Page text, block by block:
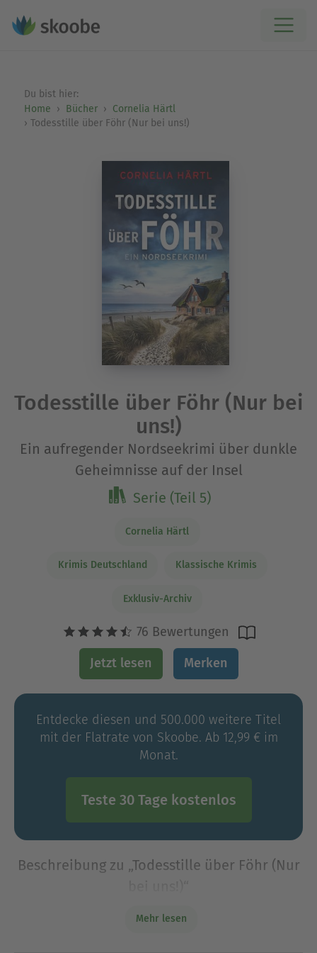
Du bist hier:
Home
Bücher
Cornelia Härtl
Todesstille über Föhr (Nur bei uns!)
Todesstille über Föhr (Nur bei
uns!)
Ein aufregender Nordseekrimi über dunkle
Geheimnisse auf der Insel
Serie (Teil 5)
Cornelia Härtl
Krimis Deutschland Klassische Krimis
Exklusiv-Archiv
76 Bewertungen
Jetzt lesen Merken
Entdecke diesen und 500.000 weitere Titel
mit der Flatrate von Skoobe. Ab 12,99 € im
Monat.
Teste 30 Tage kostenlos
Beschreibung zu „Todesstille über Föhr (Nur
Zwei ungewöhnliche Todesfälle auf Föhr, die auf
Mehr lesen